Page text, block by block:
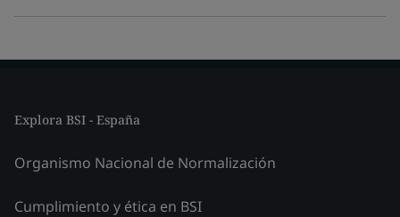
Explora BSI - España
Organismo Nacional de Normalización
Cumplimiento y ética en BSI